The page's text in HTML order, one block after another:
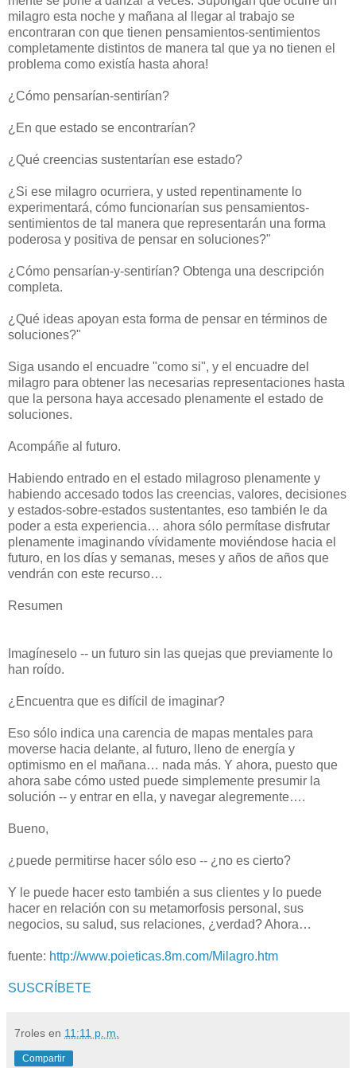
milagro esta noche y mañana al llegar al trabajo se
encontraran con que tienen pensamientos-sentimientos
completamente distintos de manera tal que ya no tienen el
problema como existía hasta ahora!
¿Cómo pensarían-sentirían?
¿En que estado se encontrarían?
¿Qué creencias sustentarían ese estado?
¿Si ese milagro ocurriera, y usted repentinamente lo
experimentará, cómo funcionarían sus pensamientos-
sentimientos de tal manera que representarán una forma
poderosa y positiva de pensar en soluciones?"
¿Cómo pensarían-y-sentirían? Obtenga una descripción
completa.
¿Qué ideas apoyan esta forma de pensar en términos de
soluciones?"
Siga usando el encuadre "como si", y el encuadre del
milagro para obtener las necesarias representaciones hasta
que la persona haya accesado plenamente el estado de
soluciones.
Acompáñe al futuro.
Habiendo entrado en el estado milagroso plenamente y
habiendo accesado todos las creencias, valores, decisiones
y estados-sobre-estados sustentantes, eso también le da
poder a esta experiencia… ahora sólo permítase disfrutar
plenamente imaginando vívidamente moviéndose hacia el
futuro, en los días y semanas, meses y años de años que
vendrán con este recurso…
Resumen
Imagíneselo -- un futuro sin las quejas que previamente lo
han roído.
¿Encuentra que es difícil de imaginar?
Eso sólo indica una carencia de mapas mentales para
moverse hacia delante, al futuro, lleno de energía y
optimismo en el mañana… nada más. Y ahora, puesto que
ahora sabe cómo usted puede simplemente presumir la
solución -- y entrar en ella, y navegar alegremente….
Bueno,
¿puede permitirse hacer sólo eso -- ¿no es cierto?
Y le puede hacer esto también a sus clientes y lo puede
hacer en relación con su metamorfosis personal, sus
negocios, su salud, sus relaciones, ¿verdad? Ahora…
fuente: http://www.poieticas.8m.com/Milagro.htm
SUSCRÍBETE
7roles en 11:11 p. m.
Compartir